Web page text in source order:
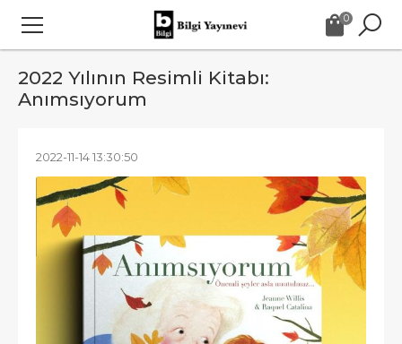
0
2022 Yılının Resimli Kitabı:
Anımsıyorum
2022-11-14 13:30:50